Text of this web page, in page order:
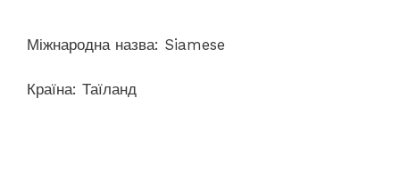
Міжнародна назва: Siamese
Країна: Таїланд